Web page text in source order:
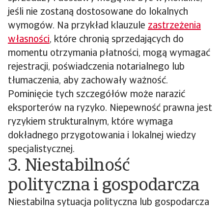
jeśli nie zostaną dostosowane do lokalnych
wymogów. Na przykład klauzule zastrzeżenia
własności, które chronią sprzedających do
momentu otrzymania płatności, mogą wymagać
rejestracji, poświadczenia notarialnego lub
tłumaczenia, aby zachowały ważność.
Pominięcie tych szczegółów może narazić
eksporterów na ryzyko. Niepewność prawna jest
ryzykiem strukturalnym, które wymaga
dokładnego przygotowania i lokalnej wiedzy
specjalistycznej.
3. Niestabilność
polityczna i gospodarcza
Niestabilna sytuacja polityczna lub gospodarcza